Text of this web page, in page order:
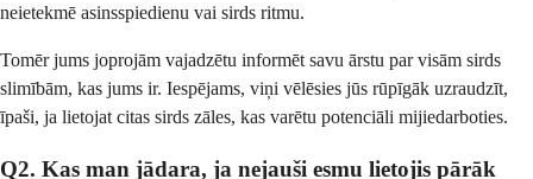
neietekmē asinsspiedienu vai sirds ritmu.
Tomēr jums joprojām vajadzētu informēt savu ārstu par visām sirds
slimībām, kas jums ir. Iespējams, viņi vēlēsies jūs rūpīgāk uzraudzīt,
īpaši, ja lietojat citas sirds zāles, kas varētu potenciāli mijiedarboties.
Q2. Kas man jādara, ja nejauši esmu lietojis pārāk